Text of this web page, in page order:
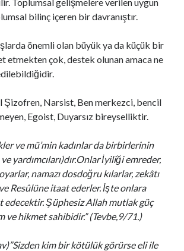
bilinç içeren bir davranıştır.
önemli olan büyük ya da küçük bir
etmekten çok, destek olunan amaca ne
Şizofren, Narsist, Ben merkezci, bencil
Egoist, Duyarsız bireyselliktir.
ve mü’min kadınlar da birbirlerinin
yardımcıları)dır.Onlar İyiliği emreder,
namazı dosdoğru kılarlar, zekâtı
Resûlüne itaat ederler. İşte onlara
edecektir. Şüphesiz Allah mutlak güç
ve hikmet sahibidir.” (Tevbe,9/71.)
kim bir kötülük görürse eli ile